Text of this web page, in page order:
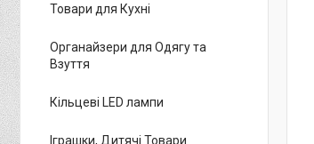
Товари для Кухні
Органайзери для Одягу та
Взуття
Кільцеві LED лампи
Іграшки, Дитячі Товари